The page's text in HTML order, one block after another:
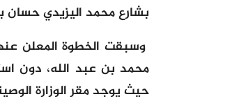
بشارع محمد اليزيدي حسان بالرباط على الساعة 11
وسبقت الخطوة المعلن
محمد بن عبد الله، دون
حيث يوجد مقر الوزارة